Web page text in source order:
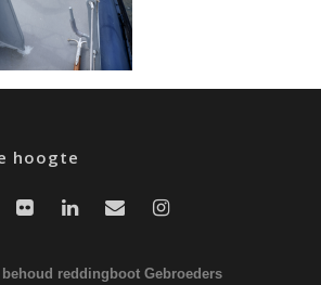
hoogte
reddingboot Gebroeders